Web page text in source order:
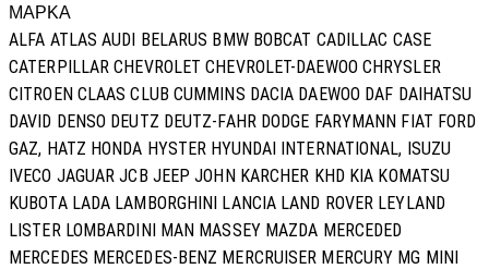
ΜΑΡΚΑ
ALFA ATLAS AUDI BELARUS BMW BOBCAT CADILLAC CASE
CATERPILLAR CHEVROLET CHEVROLET-DAEWOO CHRYSLER
CITROEN CLAAS CLUB CUMMINS DACIA DAEWOO DAF DAIHATSU
DAVID DENSO DEUTZ DEUTZ-FAHR DODGE FARYMANN FIAT FORD
GAZ, HATZ HONDA HYSTER HYUNDAI INTERNATIONAL, ISUZU
IVECO JAGUAR JCB JEEP JOHN KARCHER KHD KIA KOMATSU
KUBOTA LADA LAMBORGHINI LANCIA LAND ROVER LEYLAND
LISTER LOMBARDINI MAN MASSEY MAZDA MERCEDED
MERCEDES MERCEDES-BENZ MERCRUISER MERCURY MG MINI